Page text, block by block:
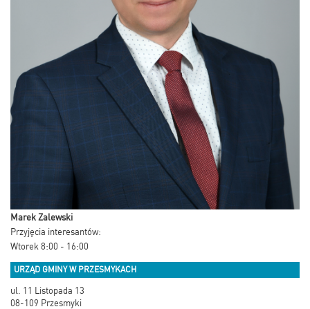
Marek Zalewski
Przyjęcia interesantów:
Wtorek 8:00 - 16:00
URZĄD GMINY W PRZESMYKACH
ul. 11 Listopada 13
08-109 Przesmyki